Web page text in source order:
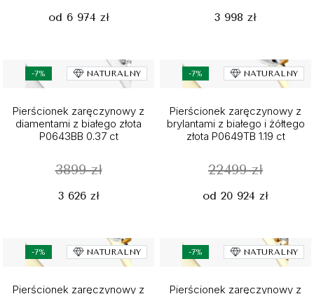
od 6 974 zł 3 998 zł
-7% NATURALNY
Pierścionek zaręczynowy z
diamentami z białego złota
P0643BB 0.37 ct
3899 zł
3 626 zł
-7% NATURALNY
Pierścionek zaręczynowy z
brylantami z białego i żółtego
złota P0649TB 1.19 ct
22499 zł
od 20 924 zł
-7% NATURALNY
Pierścionek zaręczynowy z
-7% NATURALNY
Pierścionek zaręczynowy z